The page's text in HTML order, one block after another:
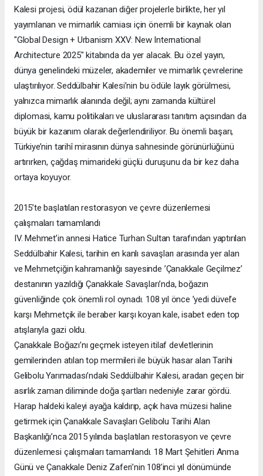
Kalesi projesi, ödül kazanan diğer projelerle birlikte, her yıl
yayımlanan ve mimarlık camiası için önemli bir kaynak olan
"Global Design + Urbanism XXV: New International
Architecture 2025" kitabında da yer alacak. Bu özel yayın,
dünya genelindeki müzeler, akademiler ve mimarlık çevrelerine
ulaştırılıyor. Seddülbahir Kalesi’nin bu ödüle layık görülmesi,
yalnızca mimarlık alanında değil; aynı zamanda kültürel
diplomasi, kamu politikaları ve uluslararası tanıtım açısından da
büyük bir kazanım olarak değerlendiriliyor. Bu önemli başarı,
Türkiye’nin tarihî mirasının dünya sahnesinde görünürlüğünü
artırırken, çağdaş mimarideki güçlü duruşunu da bir kez daha
ortaya koyuyor.
2015’te başlatılan restorasyon ve çevre düzenlemesi
çalışmaları tamamlandı
IV. Mehmet’in annesi Hatice Turhan Sultan tarafından yaptırılan
Seddülbahir Kalesi, tarihin en kanlı savaşları arasında yer alan
ve Mehmetçiğin kahramanlığı sayesinde ’Çanakkale Geçilmez’
destanının yazıldığı Çanakkale Savaşları’nda, boğazın
güvenliğinde çok önemli rol oynadı. 108 yıl önce ’yedi düvel’e
karşı Mehmetçik ile beraber karşı koyan kale, isabet eden top
atışlarıyla gazi oldu.
Çanakkale Boğazı’nı geçmek isteyen itilaf devletlerinin
gemilerinden atılan top mermileri ile büyük hasar alan Tarihi
Gelibolu Yarımadası’ndaki Seddülbahir Kalesi, aradan geçen bir
asırlık zaman diliminde doğa şartları nedeniyle zarar gördü.
Harap haldeki kaleyi ayağa kaldırıp, açık hava müzesi haline
getirmek için Çanakkale Savaşları Gelibolu Tarihi Alan
Başkanlığı’nca 2015 yılında başlatılan restorasyon ve çevre
düzenlemesi çalışmaları tamamlandı. 18 Mart Şehitleri Anma
Günü ve Çanakkale Deniz Zaferi’nin 108’inci yıl dönümünde